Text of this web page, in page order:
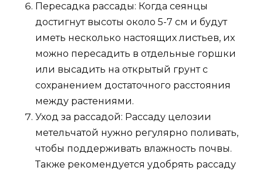
Пересадка рассады: Когда сеянцы
достигнут высоты около 5-7 см и будут
иметь несколько настоящих листьев, их
можно пересадить в отдельные горшки
или высадить на открытый грунт с
сохранением достаточного расстояния
между растениями.
Уход за рассадой: Рассаду целозии
метельчатой нужно регулярно поливать,
чтобы поддерживать влажность почвы.
Также рекомендуется удобрять рассаду